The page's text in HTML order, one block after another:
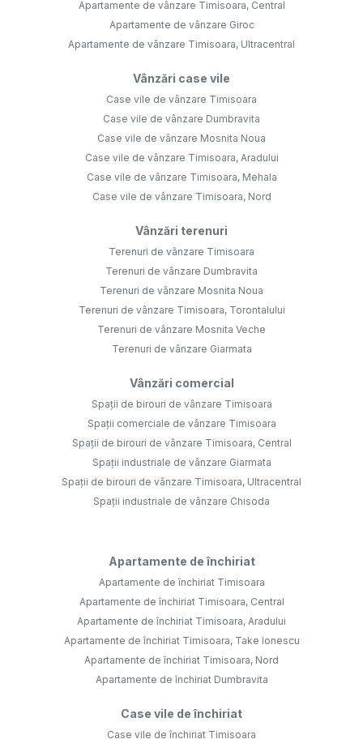
Apartamente de vânzare Timisoara, Central
Apartamente de vânzare Giroc
Apartamente de vânzare Timisoara, Ultracentral
Vânzări case vile
Case vile de vânzare Timisoara
Case vile de vânzare Dumbravita
Case vile de vânzare Mosnita Noua
Case vile de vânzare Timisoara, Aradului
Case vile de vânzare Timisoara, Mehala
Case vile de vânzare Timisoara, Nord
Vânzări terenuri
Terenuri de vânzare Timisoara
Terenuri de vânzare Dumbravita
Terenuri de vânzare Mosnita Noua
Terenuri de vânzare Timisoara, Torontalului
Terenuri de vânzare Mosnita Veche
Terenuri de vânzare Giarmata
Vânzări comercial
Spații de birouri de vânzare Timisoara
Spații comerciale de vânzare Timisoara
Spații de birouri de vânzare Timisoara, Central
Spații industriale de vânzare Giarmata
Spații de birouri de vânzare Timisoara, Ultracentral
Spații industriale de vânzare Chisoda
Apartamente de închiriat
Apartamente de închiriat Timisoara
Apartamente de închiriat Timisoara, Central
Apartamente de închiriat Timisoara, Aradului
Apartamente de închiriat Timisoara, Take Ionescu
Apartamente de închiriat Timisoara, Nord
Apartamente de închiriat Dumbravita
Case vile de închiriat
Case vile de închiriat Timisoara